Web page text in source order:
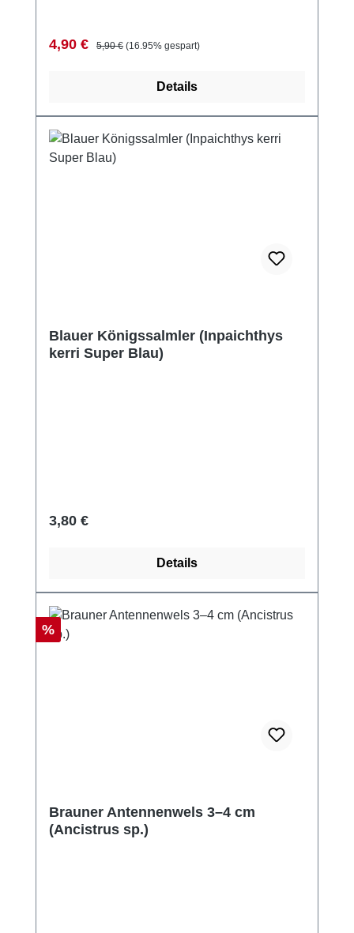
Verkaufspreis:
4,90 € Regulärer Preis:
5,90 € (16.95% gespart)
Details
Blauer Königssalmler (Inpaichthys
kerri Super Blau)
Regulärer Preis:
3,80 €
Details
Rabatt
%
Brauner Antennenwels 3–4 cm
(Ancistrus sp.)